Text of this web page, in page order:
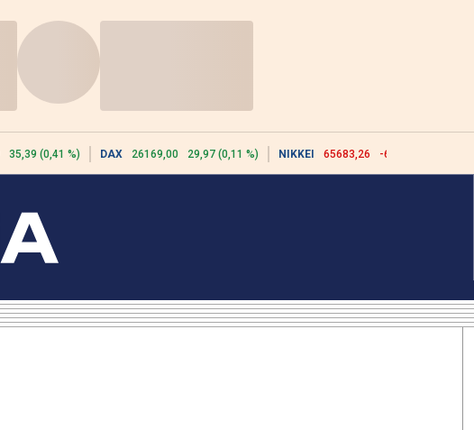
35,39 (0,41 %) DAX 26169,00 29,97 (0,11 %) NIKKEI 65683,26 -617,18 (-0,93 %)